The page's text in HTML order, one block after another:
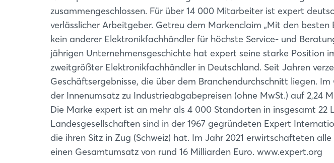
zusammengeschlossen. Für über 14 000 Mitarbeiter ist expert
verlässlicher Arbeitgeber. Getreu dem Markenclaim „Mit den
kein anderer Elektronikfachhändler für höchste Service- und
jährigen Unternehmensgeschichte hat expert seine starke Position
zweitgrößter Elektronikfachhändler in Deutschland. Seit Jahren
Geschäftsergebnisse, die über dem Branchendurchschnitt liegen.
der Innenumsatz zu Industrieabgabepreisen (ohne MwSt.) auf 2,24
Die Marke expert ist an mehr als 4 000 Standorten in insgesamt 22
Landesgesellschaften sind in der 1967 gegründeten Expert
die ihren Sitz in Zug (Schweiz) hat. Im Jahr 2021 erwirtschafteten
einen Gesamtumsatz von rund 16 Milliarden Euro. www.expert.org